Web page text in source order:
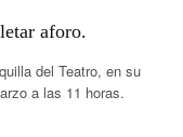
aforo.
del Teatro, en su
a las 11 horas.